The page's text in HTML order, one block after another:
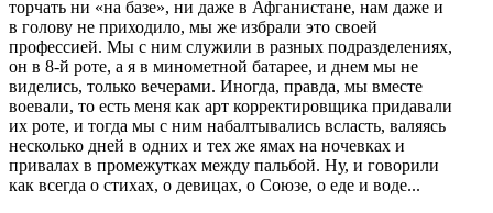
торчать ни «на базе», ни даже в Афганистане, нам даже и
в голову не приходило, мы же избрали это своей
профессией. Мы с ним служили в разных подразделениях,
он в 8-й роте, а я в минометной батарее, и днем мы не
виделись, только вечерами. Иногда, правда, мы вместе
воевали, то есть меня как арт корректировщика придавали
их роте, и тогда мы с ним набалтывались всласть, валяясь
несколько дней в одних и тех же ямах на ночевках и
привалах в промежутках между пальбой. Ну, и говорили
как всегда о стихах, о девицах, о Союзе, о еде и воде...